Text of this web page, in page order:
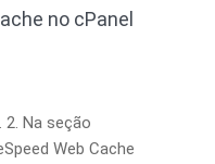
no cPanel
2. Na seção
​​Web Cache